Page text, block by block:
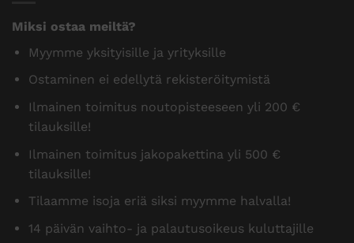
Miksi ostaa meiltä?
Myymme yksityisille ja yrityksille
Ostaminen ei edellytä rekisteröitymistä
Ilmainen toimitus noutopisteeseen yli 200 €
tilauksille!
Ilmainen toimitus jakopakettina yli 500 €
tilauksille!
Tilaamme isoja eriä siksi myymme halvalla!
14 päivän vaihto- ja palautusoikeus kuluttajille